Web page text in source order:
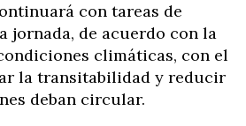
con tareas de
jornada, de acuerdo con la
climáticas, con el
la transitabilidad y reducir
deban circular.